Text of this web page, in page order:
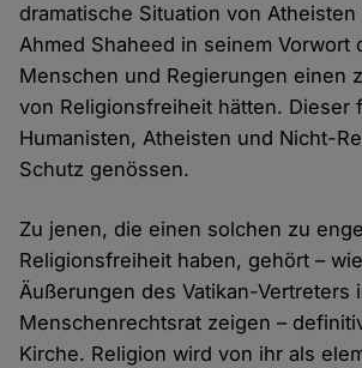
dramatische Situation von
Ahmed Shaheed in seinem Vorwort
Menschen und Regierungen einen
von Religionsfreiheit hätten. Dieser
Humanisten, Atheisten und Nicht-
Schutz genössen.
Zu jenen, die einen solchen zu
Religionsfreiheit haben, gehört –
Äußerungen des Vatikan-Vertreters
Menschenrechtsrat zeigen –
Kirche. Religion wird von ihr als